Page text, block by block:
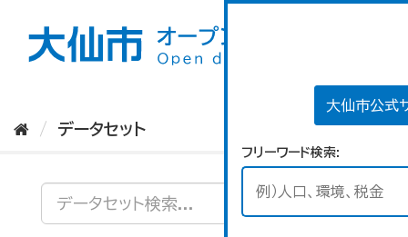
大仙市公式
フリーワード検索
データセット